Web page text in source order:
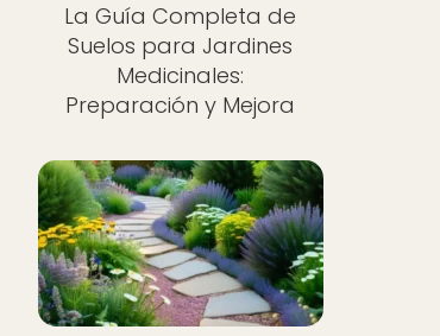
La Guía Completa de
Suelos para Jardines
Medicinales:
Preparación y Mejora